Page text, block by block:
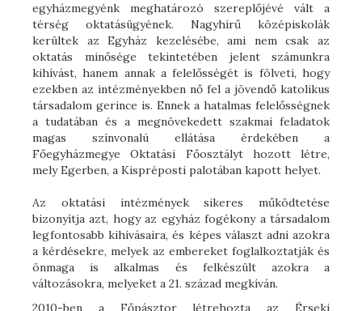
egyházmegyénk meghatározó szereplőjévé vált a
térség oktatásügyének. Nagyhírű középiskolák
kerültek az Egyház kezelésébe, ami nem csak az
oktatás minősége tekintetében jelent számunkra
kihívást, hanem annak a felelősségét is fölveti, hogy
ezekben az intézményekben nő fel a jövendő katolikus
társadalom gerince is. Ennek a hatalmas felelősségnek
a tudatában és a megnövekedett szakmai feladatok
magas színvonalú ellátása érdekében a
Főegyházmegye Oktatási Főosztályt hozott létre,
mely Egerben, a Kispréposti palotában kapott helyet.
Az oktatási intézmények sikeres működtetése
bizonyítja azt, hogy az egyház fogékony a társadalom
legfontosabb kihívásaira, és képes választ adni azokra
a kérdésekre, melyek az embereket foglalkoztatják és
önmaga is alkalmas és felkészült azokra a
változásokra, melyeket a 21. század megkíván.
2010-ben a Főpásztor létrehozta az Érseki